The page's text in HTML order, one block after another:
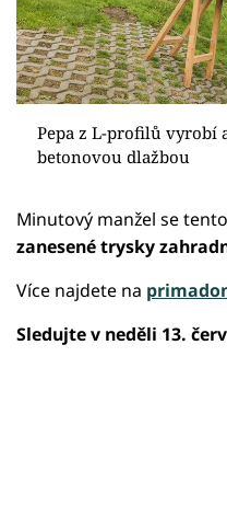
Pepa z L-profilů vyrobí
betonovou dlažbou
Minutový manžel se
zanesené trysky
Více najdete na
Sledujte v neděli 13.